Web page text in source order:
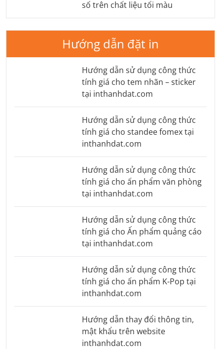
số trên chất liệu tối màu
Hướng dẫn đặt in
Hướng dẫn sử dụng công thức
tính giá cho tem nhãn – sticker
tại inthanhdat.com
Hướng dẫn sử dụng công thức
tính giá cho standee fomex tại
inthanhdat.com
Hướng dẫn sử dụng công thức
tính giá cho ấn phẩm văn phòng
tại inthanhdat.com
Hướng dẫn sử dụng công thức
tính giá cho Ấn phẩm quảng cáo
tại inthanhdat.com
Hướng dẫn sử dụng công thức
tính giá cho ấn phẩm K-Pop tại
inthanhdat.com
Hướng dẫn thay đổi thông tin,
mật khẩu trên website
inthanhdat.com